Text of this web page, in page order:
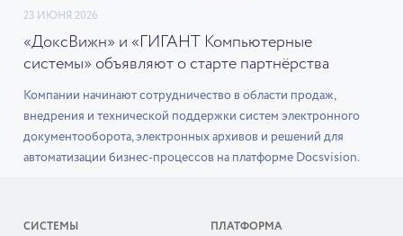
23 ИЮНЯ 2026
«ДоксВижн» и «ГИГАНТ Компьютерные
системы» объявляют о старте партнёрства
Компании начинают сотрудничество в области продаж,
внедрения и технической поддержки систем электронного
документооборота, электронных архивов и решений для
автоматизации бизнес-процессов на платформе Docsvision.
СИСТЕМЫ ПЛАТФОРМА